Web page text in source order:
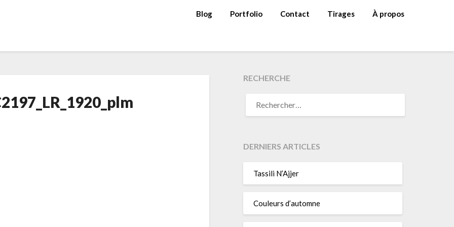
Blog Portfolio Contact Tirages À propos
RECHERCHE
DERNIERS ARTICLES
Tassili N’Ajjer
Couleurs d’automne